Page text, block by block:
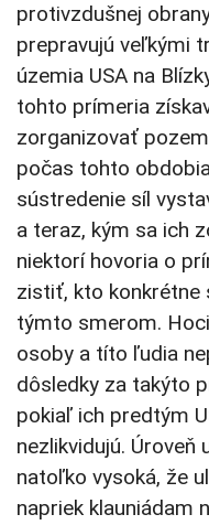
protivzdušnej
prepravujú veľkými
územia USA na
tohto prímeria
zorganizovať
počas tohto
sústredenie síl
a teraz, kým sa ich
niektorí hovoria o
zistiť, kto konkrétne
týmto smerom.
osoby a títo ľudia
dôsledky za takýto
pokiaľ ich predtým
nezlikvidujú. Úroveň
natoľko vysoká, že
napriek klauniádam